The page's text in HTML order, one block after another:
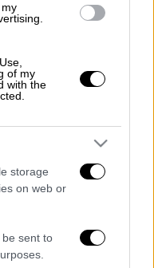
of my
with the
storage
on web or
sent to
σκωπτικά
το
Ερντογάν με
του;
«εισροή»